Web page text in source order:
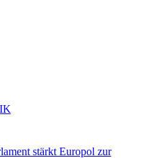
stärkt Europol zur